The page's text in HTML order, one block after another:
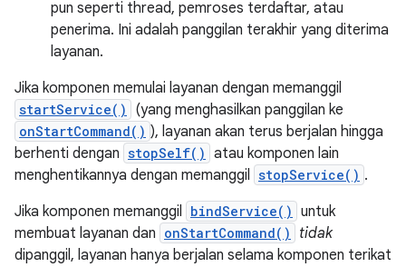
pun seperti thread, pemroses terdaftar, atau
penerima. Ini adalah panggilan terakhir yang diterima
layanan.
Jika komponen memulai layanan dengan memanggil
startService() (yang menghasilkan panggilan ke
onStartCommand() ), layanan akan terus berjalan hingga
berhenti dengan stopSelf() atau komponen lain
menghentikannya dengan memanggil stopService() .
Jika komponen memanggil bindService() untuk
membuat layanan dan onStartCommand()
tidak
dipanggil, layanan hanya berjalan selama komponen terikat